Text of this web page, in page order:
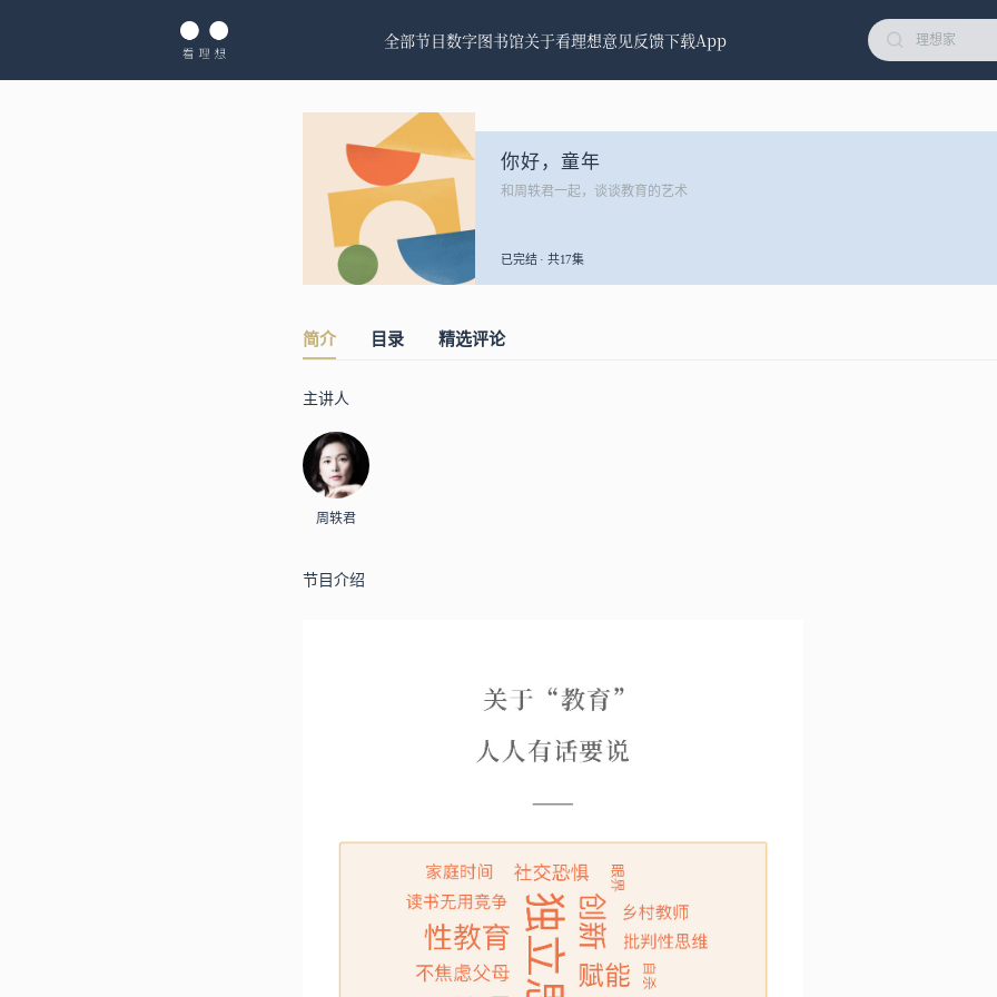
全部节目数字图书馆关于看理想意见反馈下载App
你好，童年
和周轶君一起，谈谈教育的艺术
已完结 · 共17集
简介 目录 精选评论
主讲人
周轶君
节目介绍